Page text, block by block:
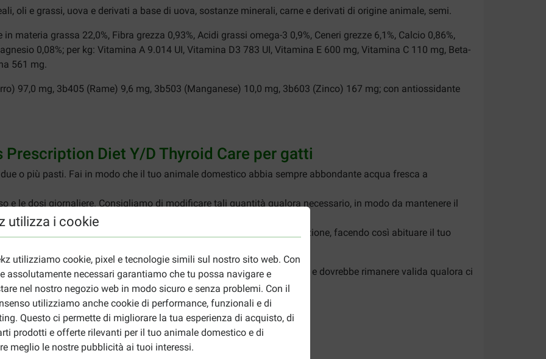
utilizza i cookie
utilizziamo cookie, pixel e tecnologie simili sul nostro sito web. Con
assolutamente necessari garantiamo che tu possa navigare e
nel nostro negozio web in modo sicuro e senza problemi. Con il
utilizziamo anche cookie di performance, funzionali e di
Questo ci permette di migliorare la tua esperienza di acquisto, di
prodotti e offerte rilevanti per il tuo animale domestico e di
meglio le nostre pubblicità ai tuoi interessi.
oli e grassi, uova e derivati a base di uova, sostanze minerali, carne e derivati di origine animale, semi.
in materia grassa 22,0%, Fibra grezza 0,93%, Acidi grassi omega-3 0,9%, Ceneri grezze 6,1%, Calcio 0,86%,
0,08%; per kg: Vitamina A 9.014 UI, Vitamina D3 783 UI, Vitamina E 600 mg, Vitamina C 110 mg, Beta-
561 mg.
97,0 mg, 3b405 (Rame) 9,6 mg, 3b503 (Manganese) 10,0 mg, 3b603 (Zinco) 167 mg; con antiossidante
Diet Y/D Thyroid Care per gatti
o più pasti. Fai in modo che il tuo animale domestico abbia sempre abbondante acqua fresca a
e le dosi giornaliere. Consigliamo di modificare tali quantità qualora necessario, in modo da mantenere il
dubbio consulta il veterinario.
dapprima al cibo abituale, aumentandone gradatamente la proporzione, facendo così abituare il tuo
bene la confezione. La data di scadenza si trova sulla confezione e dovrebbe rimanere valida qualora ci
Care per gatto